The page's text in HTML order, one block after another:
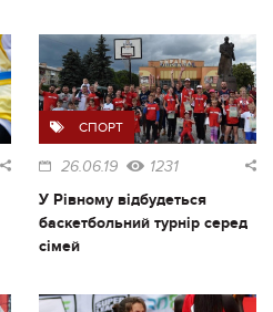
СПОРТ
26.06.19 1231
У Рівному відбудеться
баскетбольний турнір серед
сімей